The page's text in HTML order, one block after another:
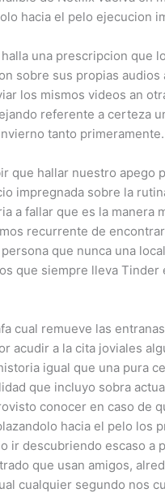
hacia el pelo ejecucion
una prescripcion que
sobre sus propias
los mismos videos an
referente a certeza
tanto primeramente.
que hallar nuestro apego
impregnada sobre la
a fallar que es la manera
recurrente de
que nunca una
que siempre lleva
cual remueve las
acudir a la cita joviales
igual que una pura
que incluyo sobra
conocer en caso de
hacia el pelo los
ir descubriendo escaso a
que usan amigos,
cualquier segundo nos